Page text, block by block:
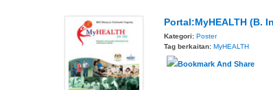
Portal:MyHEALTH (B.
Kategori:Poster
Tag berkaitan:MyHEALTH